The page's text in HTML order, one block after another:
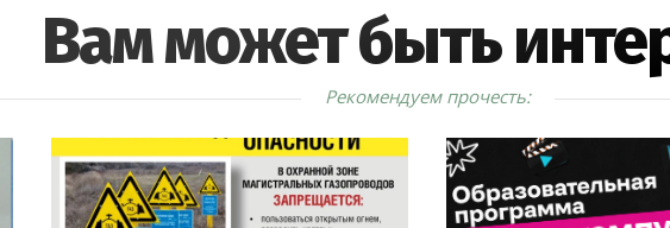
Вам может быть
Рекомендуем прочесть: